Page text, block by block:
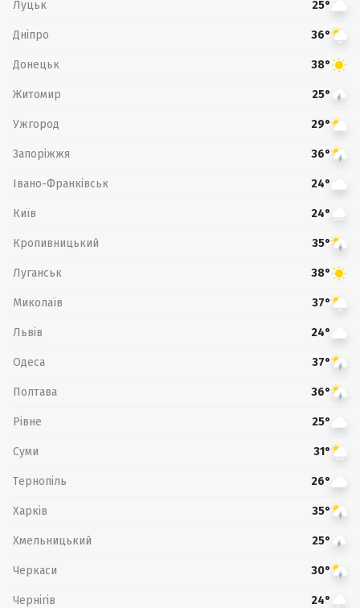
Луцьк 25°
Дніпро 36°
Донецьк 38°
Житомир 25°
Ужгород 29°
Запоріжжя 36°
Івано-Франківськ 24°
Київ 24°
Кропивницький 35°
Луганськ 38°
Миколаїв 37°
Львів 24°
Одеса 37°
Полтава 36°
Рівне 25°
Суми 31°
Тернопіль 26°
Харків 35°
Хмельницький 25°
Черкаси 30°
Чернігів 24°